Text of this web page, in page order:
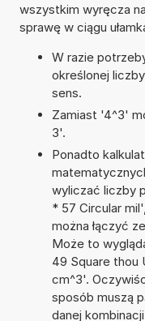
wszystkim wyręcza
sprawę w ciągu
W razie
określonej
sens.
Zamiast '4^3'
3'.
Ponadto
wyliczać liczby
* 57 Circular
można łączyć
Może to
49 Square thou
cm^3'.
sposób muszą
danej